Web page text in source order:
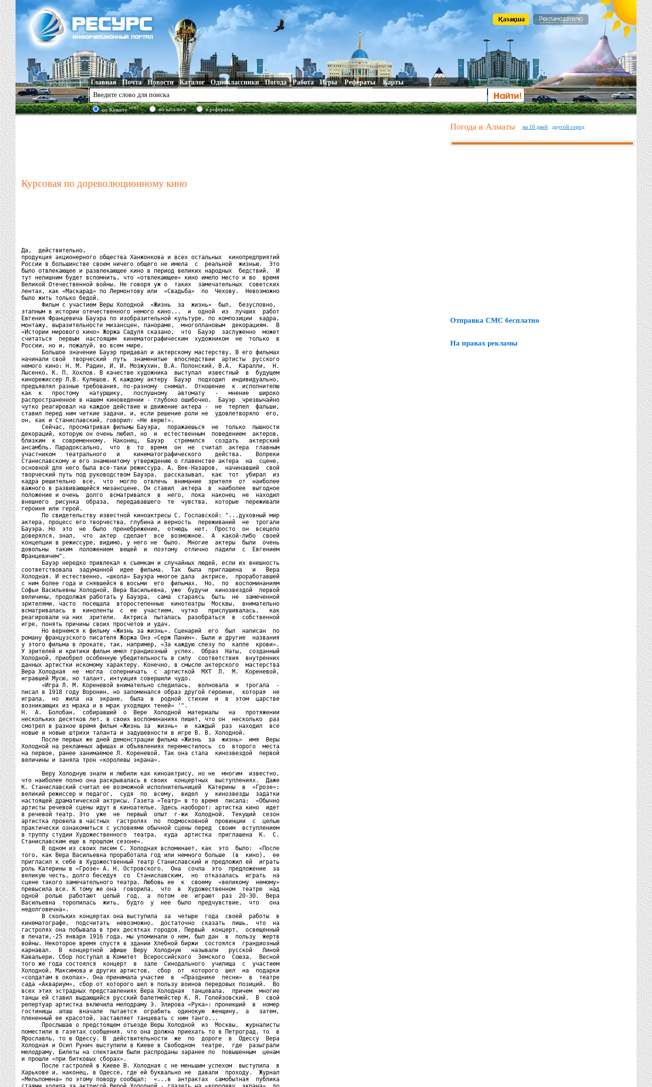
Главная Почта Новости Каталог Одноклассники Погода Работа Игры Рефераты Карты
по Казнетуnew! по каталогу в рефератах
Курсовая по дореволюционному кино
Да,  действительно,
продукция акционерного общества Ханжонкова и всех остальных  кинопредприятий
России в большинстве своем ничего общего не имела  с  реальной  жизнью.  Это
было отвлекающее и развлекающее кино в период великих народных  бедствий.  И
тут нелишним будет вспомнить, что «отвлекающее» кино имело место и во  время
Великой Отечественной войны. Не говоря уж о  таких  замечательных  советских
лентах, как «Маскарад» по Лермонтову или  «Свадьба»  по  Чехову.  Невозможно
было жить только бедой.
      Фильм с участием Веры Холодной  «Жизнь  за  жизнь»  был,  безусловно,
этапным в истории отечественного немого кино...  и  одной  из  лучших  работ
Евгения Францевича Бауэра по изобразительной культуре, по композиции  кадра,
монтажу, выразительности мизансцен, панораме,  многоплановым  декорациям.  В
«Истории мирового кино» Жоржа Садуля сказано,  что  Бауэр  заслуженно  может
считаться  первым  настоящим  кинематографическим  художником  не  только  в
России, но и, пожалуй, во всем мире.
      Большое значение Бауэр придавал и актерскому мастерству. В его фильмах
начинали свой  творческий  путь  знаменитые  впоследствии  артисты  русского
немого кино: Н. М. Радин, И. И. Мозжухин, В.А. Полонский, В.А.  Каралли,  Н.
Лысенко, К. П. Хохлов. В качестве художника  выступал  известный  в  будущем
кинорежиссер Л.В. Кулешов. К каждому актеру  Бауэр  подходил  индивидуально,
предъявлял разные требования, по-разному  снимал.  Отношение  к  исполнителю
как  к   простому   натурщику,   послушному   автомату   -   мнение   широко
распространенное в нашем киноведении - глубоко ошибочно.  Бауэр  чрезвычайно
чутко реагировал на каждое действие и движение актера -  не  терпел  фальши,
ставил перед ним четкие задачи, и, если решение роли не  удовлетворяло  его,
он, как и Станиславский, говорил: «Не верю!».
      Сейчас, просматривая фильмы Бауэра,  поражаешься  не  только  пышности
декораций, которую он очень любил, но  и  естественным  поведением  актеров,
близким  к  современному.  Наконец,  Бауэр   стремился   создать   актерский
ансамбль. Парадоксально,  что  в  то  время  он  не  считал  актера  главным
участником   театрального   и    кинематографического    действа.    Вопреки
Станиславскому и его знаменитому утверждению о главенстве актера  на  сцене,
основной для него была все-таки режиссура. А. Век-Назаров,  начинавший  свой
творческий путь под руководством Бауэра,  рассказывал,  как  тот  убирал  из
кадра решительно  все,  что  могло  отвлечь  внимание  зрителя  от  наиболее
важного в развивающейся мизансцене. Он ставил  актера  в  наиболее  выгодное
положение и очень  долго  всматривался  в  него,  пока  наконец  не  находил
внешнего  рисунка  образа,  передававшего  те  чувства,  которые  переживали
героиня или герой.
      По свидетельству известной киноактрисы С. Гославской: "...духовный мир
актера, процесс его творчества, глубина и верность  переживаний  не  трогали
Бауэра. Но  это  не  было  пренебрежение,  отнюдь  нет.  Просто  он  всецело
доверялся, знал,  что  актер  сделает  все  возможное.  А  какой-либо  своей
концепции в режиссуре, видимо, у него не  было.  Многие  актеры  были  очень
довольны  таким  положением  вещей  и  поэтому  отлично  ладили  с  Евгением
Францевичем".
      Бауэр нередко привлекал к съемкам и случайных людей, если их внешность
соответствовала  задуманной  идее  фильма.  Так  была  приглашена   и   Вера
Холодная. И естественно, «школа» Бауэра многое дала  актрисе,  проработавшей
с ним более года и снявшейся в восьми  его  фильмах.  Но,  по  воспоминаниям
Софьи Васильевны Холодной, Вера Васильевна, уже  будучи  кинозвездой  первой
величины, продолжая работать у Бауэра,  сама  стараясь  быть  не  замеченной
зрителями, часто  посещала  второстепенные  кинотеатры  Москвы,  внимательно
всматривалась  в  киноленты  с  ее  участием,  чутко   прислушивалась,   как
реагировали на них  зрители.  Актриса  пыталась  разобраться  в  собственной
игре, понять причины своих просчетов и удач.
      Но вернемся к фильму «Жизнь за жизнь». Сценарий  его  был  написан  по
роману французского писателя Жоржа Онэ «Серж Панин». Были и другие  названия
у этого фильма в прокате, так, например, «За каждую слезу по  капле  крови».
У зрителей и критики фильм имел грандиозный  успех.  Образ  Наты,  созданный
Холодной, приобрел особенную убедительность в силу  соответствия  внутренних
данных артистки искомому характеру. Конечно, в смысле актерского  мастерства
Вера Холодная  не  могла  соперничать  с  артисткой  МХТ  Л.  М.  Кореневой,
игравшей Мусю, но талант, интуиция совершили чудо.
      «Игра Л. М. Кореневой внимательно следилась,  волновала  и  трогала  -
писал в 1918 году Воронин, но запоминался образ другой героини,  которая  не
играла,  но  жила  на  экране,  была  в  родной  стихии  и  в  этом  царстве
возникающих из мрака и в мрак уходящих теней» '".
Н.  А.  Болобан,  собиравший  о  Вере  Холодной  материалы   на   протяжении
нескольких десятков лет, в своих воспоминаниях пишет, что он  несколько  раз
смотрел в разное время фильм «Жизнь за  жизнь»  и  каждый  раз  находил  все
новые и новые штрихи таланта и задушевности в игре В. В. Холодной.
      После первых же дней демонстрации фильма «Жизнь  за  жизнь»  имя  Веры
Холодной на рекламных афишах и объявлениях переместилось  со  второго  места
на первое, ранее занимаемое Л. Кореневой. Так она стала  кинозвездой  первой
величины и заняла трон «королевы экрана».
      Веру Холодную знали и любили как киноактрису, но не  многим  известно,
что наиболее полно она раскрывалась в своих  концертных  выступлениях.  Даже
К. Станиславский считал ее возможной исполнительницей  Катерины  в  «Грозе»:
великий режиссер и педагог,  судя  по  всему,  видел  у  кинозвезды  задатки
настоящей драматической актрисы. Газета «Театр» в то время  писала:  «Обычно
артисты речевой сцены идут в киноателье. Здесь наоборот: артистка кино  идет
в речевой театр. Это  уже  не  первый  опыт  г-жи  Холодной.  Текущий  сезон
артистка провела в частных  гастролях  по  подмосковной  провинции  с  целью
практически ознакомиться с условиями обычной сцены перед  своим  вступлением
в труппу студии Художественного  театра,  куда  артистка  приглашена  К.  С.
Станиславским еще в прошлом сезоне».
      В одном из своих писем С. Холодная вспоминает, как  это  было:  «После
того, как Вера Васильевна проработала год или немного больше  (в  кино),  ее
пригласил к себе в Художественный театр Станиславский и предложил ей  играть
роль Катерины в «Грозе» А. Н. Островского.  Она  сочла  это  предложение  за
великую честь, долго беседуя  со  Станиславским,  но  отказалась  играть  на
сцене такого замечательного театра. Любовь ее  к  своему  «великому  немому»
превысила все. К тому же она  говорила,  что  в  Художественном  театре  над
одной  ролью  работают  целый  год,  а  потом  ее  играют  раз  20-30.  Вера
Васильевна  торопилась  жить,  будто  у  нее  было  предчувствие,  что   она
недолговечна».
      В скольких концертах она выступила  за  четыре  года  своей  работы  в
кинематографе,  подсчитать  невозможно,  достаточно  сказать  лишь,  что  на
гастролях она побывала в трех десятках городов. Первый  концерт,  освещенный
в печати,-25 января 1916 года, мы упоминали о нем, был дан  в  пользу  жертв
войны. Некоторое время спустя в здании Хлебной биржи  состоялся  грандиозный
карнавал.  В  концертной  афише  Веру  Холодную   называли   русской   Линой
Кавальери. Сбор поступал в Комитет  Всероссийского  Земского  Союза.  Весной
того же года состоялся  концерт  в  зале  Синодального  училища  с  участием
Холодной, Максимова и других артистов,  сбор  от  которого  шел  на  подарки
«солдатам в окопах». Она принимала участие  в  «Празднике  песни»  в  театре
сада «Аквариум», сбор от которого шел в пользу воинов передовых позиций.  Во
всех этих эстрадных представлениях Вера Холодная  танцевала,  причем  многие
танцы ей ставил выдающийся русский балетмейстер К. Я. Голейзовский.  В  свой
репертуар артистка включила мелодраму Э. Элирова «Рука»: проникший  в  номер
гостиницы  апаш  вначале  пытается  ограбить  одинокую  женщину,  а   затем,
плененный ее красотой, заставляет танцевать с ним танго...
      Прослышав о предстоящем отъезде Веры Холодной  из  Москвы,  журналисты
поместили в газетах сообщения, что она должна приехать то в Петроград, то  в
Ярославль, то в Одессу. В  действительности  же  по  дороге  в  Одессу  Вера
Холодная и Осип Рунич выступили в Киеве в Свободном  театре,  где  разыграли
мелодраму. Билеты на спектакли были распроданы заранее по  повышенным  ценам
и прошли «при битковых сборах».
      После гастролей в Киеве В. Холодная с не меньшим успехом  выступила  в
Харькове и, наконец, в Одессе, где ей буквально не  давали  проходу.  Журнал
«Мельпомена» по этому поводу сообщал:  «...в  антрактах  самобытная  публика
Погода в Алматы на 10 дней другой город
Отправка СМС бесплатно
На правах рекламы